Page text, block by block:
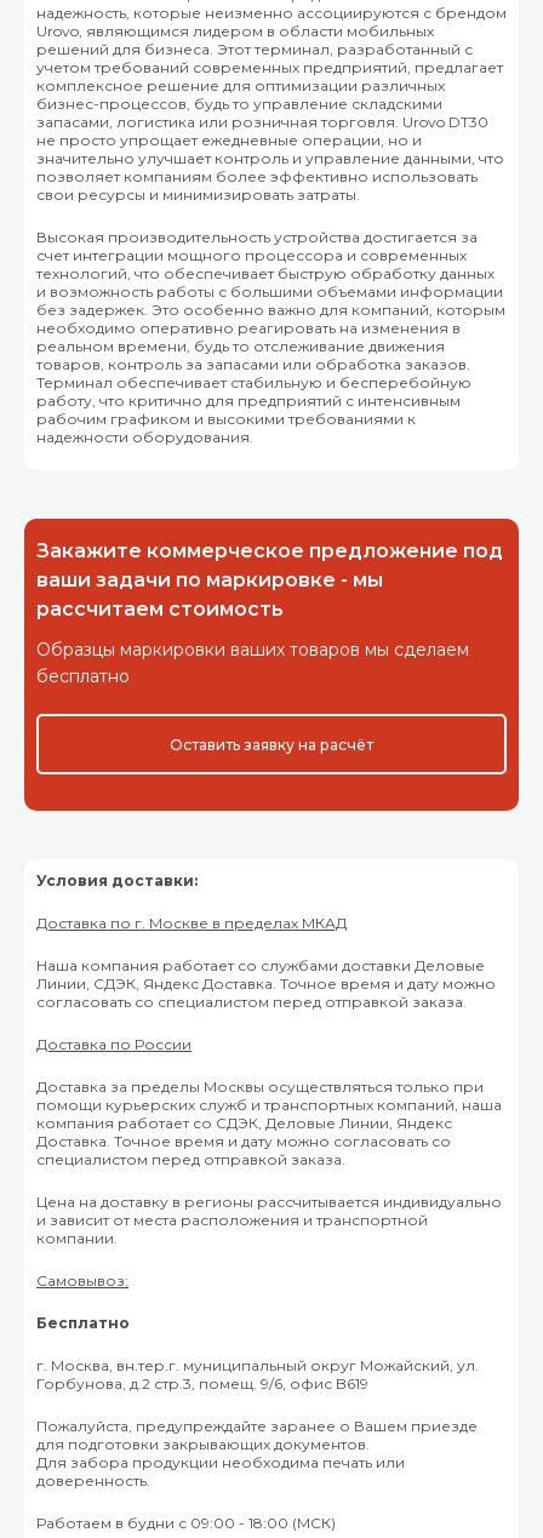
надежность, которые неизменно ассоциируются с брендом
Urovo, являющимся лидером в области мобильных
решений для бизнеса. Этот терминал, разработанный с
учетом требований современных предприятий, предлагает
комплексное решение для оптимизации различных
бизнес-процессов, будь то управление складскими
запасами, логистика или розничная торговля. Urovo DT30
не просто упрощает ежедневные операции, но и
значительно улучшает контроль и управление данными, что
позволяет компаниям более эффективно использовать
свои ресурсы и минимизировать затраты.
Высокая производительность устройства достигается за
счет интеграции мощного процессора и современных
технологий, что обеспечивает быструю обработку данных
и возможность работы с большими объемами информации
без задержек. Это особенно важно для компаний, которым
необходимо оперативно реагировать на изменения в
реальном времени, будь то отслеживание движения
товаров, контроль за запасами или обработка заказов.
Терминал обеспечивает стабильную и бесперебойную
работу, что критично для предприятий с интенсивным
рабочим графиком и высокими требованиями к
надежности оборудования.
Закажите коммерческое предложение под
ваши задачи по маркировке - мы
рассчитаем стоимость
Образцы маркировки ваших товаров мы сделаем
бесплатно
Оставить заявку на расчёт
Условия доставки:
Доставка по г. Москве в пределах МКАД
Наша компания работает со службами доставки Деловые
Линии, СДЭК, Яндекс Доставка. Точное время и дату можно
согласовать со специалистом перед отправкой заказа.
Доставка по России
Доставка за пределы Москвы осуществляться только при
помощи курьерских служб и транспортных компаний, наша
компания работает со СДЭК, Деловые Линии, Яндекс
Доставка. Точное время и дату можно согласовать со
специалистом перед отправкой заказа.
Цена на доставку в регионы рассчитывается индивидуально
и зависит от места расположения и транспортной
компании.
Самовывоз:
Бесплатно
г. Москва, вн.тер.г. муниципальный округ Можайский, ул.
Горбунова, д.2 стр.3, помещ. 9/6, офис B619
Пожалуйста, предупреждайте заранее о Вашем приезде
для подготовки закрывающих документов.
Для забора продукции необходима печать или
доверенность.
Работаем в будни с 09:00 - 18:00 (МСК)